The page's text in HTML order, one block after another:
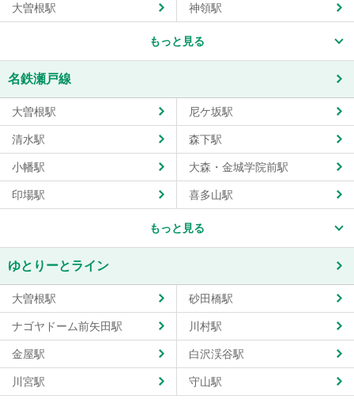
大曽根駅 神領駅
もっと見る
名鉄瀬戸線
大曽根駅 尼ケ坂駅
清水駅 森下駅
小幡駅 大森・金城学院前駅
印場駅 喜多山駅
もっと見る
ゆとりーとライン
大曽根駅 砂田橋駅
ナゴヤドーム前矢田駅 川村駅
金屋駅 白沢渓谷駅
川宮駅 守山駅